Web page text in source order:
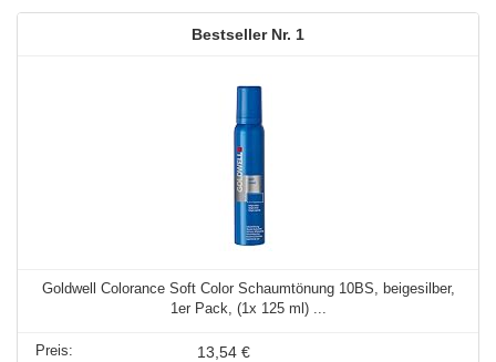
1
Goldwell Colorance Soft Color Schaumtönung 10BS, beigesilber,
1er Pack, (1x 125 ml) ...
13,54 €